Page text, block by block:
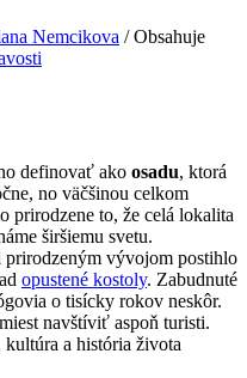
Nemcikova / Obsahuje
definovať ako osadu, ktorá
no väčšinou celkom
prirodzene to, že celá lokalita
širšiemu svetu.
prirodzeným vývojom postihlo
opustené kostoly. Zabudnuté
o tisícky rokov neskôr.
navštíviť aspoň turisti.
a história života